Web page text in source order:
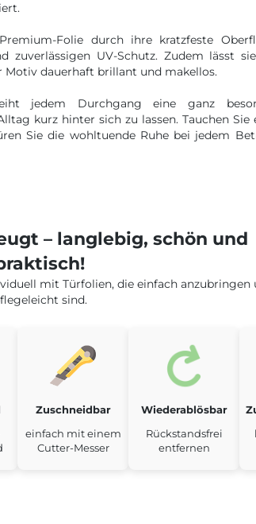
Folie durch ihre kratzfeste
zuverlässigen UV-Schutz. Zudem lässt
dauerhaft brillant und makellos.
jedem Durchgang eine ganz
kurz hinter sich zu lassen. Tauchen Sie
Sie die wohltuende Ruhe bei jedem
– langlebig, schön und
mit Türfolien, die einfach anzubringen
sind.
Zuschneidbar
einfach mit einem
Cutter-Messer
Wiederablösbar
Rückstandsfrei
entfernen